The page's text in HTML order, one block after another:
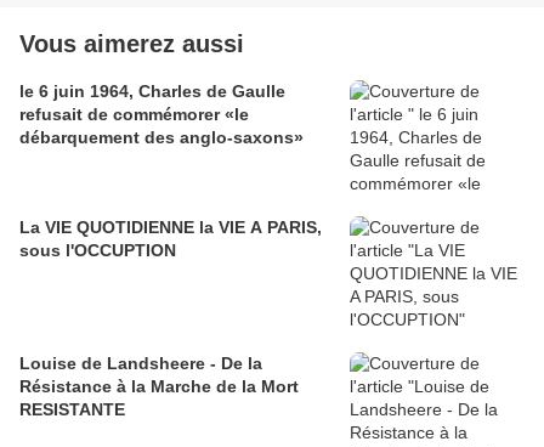
Vous aimerez aussi
le 6 juin 1964, Charles de Gaulle
refusait de commémorer «le
débarquement des anglo-saxons»
La VIE QUOTIDIENNE la VIE A PARIS,
sous l'OCCUPTION
Louise de Landsheere - De la
Résistance à la Marche de la Mort
RESISTANTE